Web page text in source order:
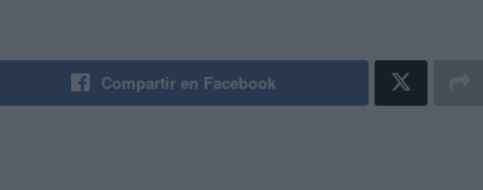
Compartir en Facebook